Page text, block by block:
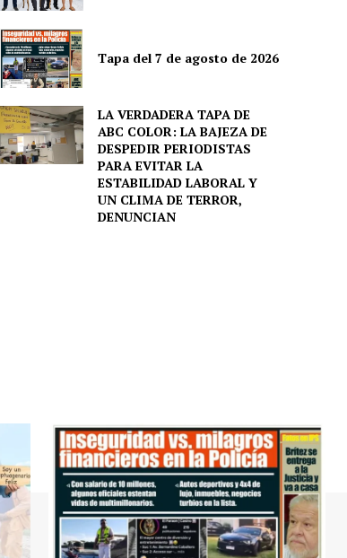
Tapa del 7 de agosto de 2026
LA VERDADERA TAPA DE
ABC COLOR: LA BAJEZA DE
DESPEDIR PERIODISTAS
PARA EVITAR LA
ESTABILIDAD LABORAL Y
UN CLIMA DE TERROR,
DENUNCIAN